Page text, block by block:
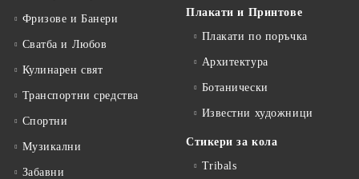
Фризове и Банери
Сватба и Любов
Кулинарен свят
Транспортни средства
Спортни
Музикални
Забавни
Плакати и Принтове
Плакати по поръчка
Архитектура
Ботанически
Известни художници
Стикери за кола
Tribals